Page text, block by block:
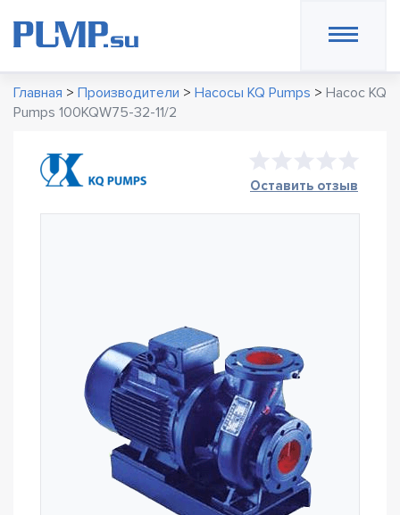
Главная > Производители > Насосы KQ Pumps > Насос KQ
Pumps 100KQW75-32-11/2
Оставить отзыв